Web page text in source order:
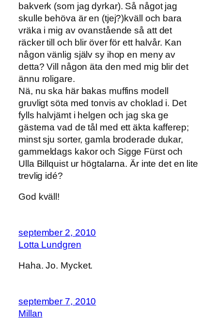
bakverk (som jag dyrkar). Så något jag
skulle behöva är en (tjej?)kväll och bara
vräka i mig av ovanstående så att det
räcker till och blir över för ett halvår. Kan
någon vänlig själv sy ihop en meny av
detta? Vill någon äta den med mig blir det
ännu roligare.
Nä, nu ska här bakas muffins modell
gruvligt söta med tonvis av choklad i. Det
fylls halvjämt i helgen och jag ska ge
gästerna vad de tål med ett äkta kafferep;
minst sju sorter, gamla broderade dukar,
gammeldags kakor och Sigge Fürst och
Ulla Billquist ur högtalarna. Är inte det en lite
trevlig idé?
God kväll!
september 2, 2010
Lotta Lundgren
Haha. Jo. Mycket.
september 7, 2010
Millan